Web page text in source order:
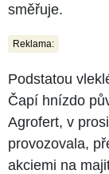
směřuje.
Reklama:
Podstatou
Čapí hnízdo
Agrofert, v
provozovala,
akciemi na